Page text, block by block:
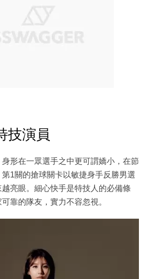
技演員
形在一眾選手之中更可謂嬌小，在節
第1關的搶球關卡以敏捷身手反勝男選
亮眼。細心快手是特技人的必備條
靠的隊友，實力不容忽視。